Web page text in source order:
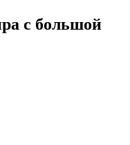
с большой